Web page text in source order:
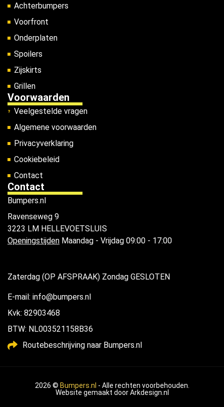
Achterbumpers
Voorfront
Onderplaten
Spoilers
Zijskirts
Grillen
Voorwaarden
Veelgestelde vragen
Algemene voorwaarden
Privacyverklaring
Cookiebeleid
Contact
Contact
Bumpers.nl
Ravenseweg 9
3223 LM HELLEVOETSLUIS
Openingstijden Maandag - Vrijdag 09:00 - 17:00
Zaterdag (OP AFSPRAAK) Zondag GESLOTEN
E-mail: info@bumpers.nl
Kvk: 82903468
BTW: NL003521158B36
Routebeschrijving naar Bumpers.nl
2026 © Bumpers.nl - Alle rechten voorbehouden.
Website gemaakt doorArkdesign.nl